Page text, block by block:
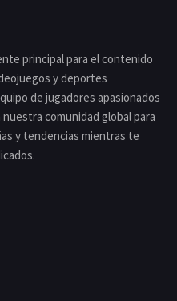
principal para el contenido
y deportes
de jugadores apasionados
comunidad global para
y tendencias mientras te